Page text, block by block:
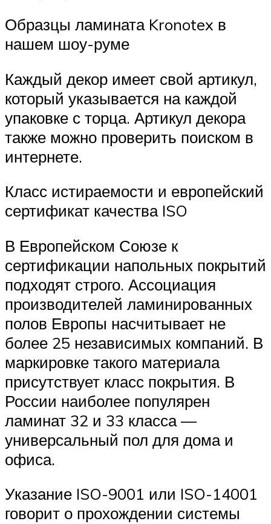
Образцы ламината Kronotex в
нашем шоу-руме
Каждый декор имеет свой артикул,
который указывается на каждой
упаковке с торца. Артикул декора
также можно проверить поиском в
интернете.
Класс истираемости и европейский
сертификат качества ISO
В Европейском Союзе к
сертификации напольных покрытий
подходят строго. Ассоциация
производителей ламинированных
полов Европы насчитывает не
более 25 независимых компаний. В
маркировке такого материала
присутствует класс покрытия. В
России наиболее популярен
ламинат 32 и 33 класса —
универсальный пол для дома и
офиса.
Указание ISO-9001 или ISO-14001
говорит о прохождении системы